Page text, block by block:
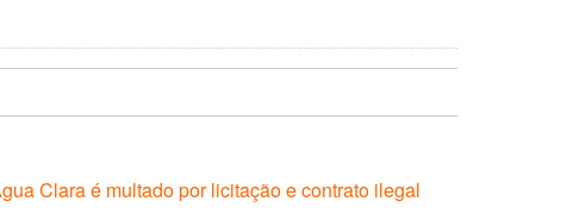
Clara é multado por licitação e contrato ilegal